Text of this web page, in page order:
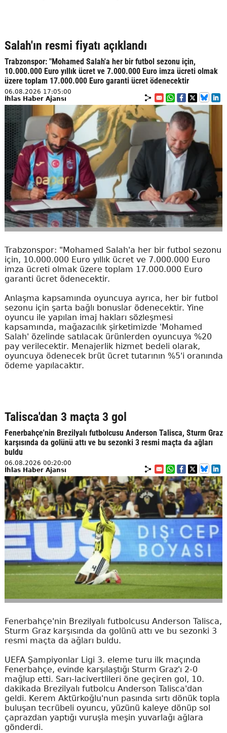
Salah'ın resmi fiyatı açıklandı
Trabzonspor: "Mohamed Salah'a her bir futbol sezonu için,
10.000.000 Euro yıllık ücret ve 7.000.000 Euro imza ücreti olmak
üzere toplam 17.000.000 Euro garanti ücret ödenecektir
06.08.2026 17:05:00
İhlas Haber Ajansı
Trabzonspor: "Mohamed Salah'a her bir futbol sezonu
için, 10.000.000 Euro yıllık ücret ve 7.000.000 Euro
imza ücreti olmak üzere toplam 17.000.000 Euro
garanti ücret ödenecektir.
Anlaşma kapsamında oyuncuya ayrıca, her bir futbol
sezonu için şarta bağlı bonuslar ödenecektir. Yine
oyuncu ile yapılan imaj hakları sözleşmesi
kapsamında, mağazacılık şirketimizde 'Mohamed
Salah' özelinde satılacak ürünlerden oyuncuya %20
pay verilecektir. Menajerlik hizmet bedeli olarak,
oyuncuya ödenecek brüt ücret tutarının %5'i oranında
ödeme yapılacaktır.
Talisca'dan 3 maçta 3 gol
Fenerbahçe'nin Brezilyalı futbolcusu Anderson Talisca, Sturm Graz
karşısında da golünü attı ve bu sezonki 3 resmi maçta da ağları
buldu
06.08.2026 00:20:00
İhlas Haber Ajansı
Fenerbahçe'nin Brezilyalı futbolcusu Anderson Talisca,
Sturm Graz karşısında da golünü attı ve bu sezonki 3
resmi maçta da ağları buldu.
UEFA Şampiyonlar Ligi 3. eleme turu ilk maçında
Fenerbahçe, evinde karşılaştığı Sturm Graz'ı 2-0
mağlup etti. Sarı-lacivertlileri öne geçiren gol, 10.
dakikada Brezilyalı futbolcu Anderson Talisca'dan
geldi. Kerem Aktürkoğlu'nun pasında sırtı dönük topla
buluşan tecrübeli oyuncu, yüzünü kaleye dönüp sol
çaprazdan yaptığı vuruşla meşin yuvarlağı ağlara
gönderdi.